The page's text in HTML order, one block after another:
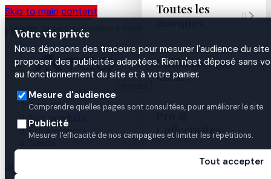
Skip to main content
Votre vie privée
Nous déposons des traceurs pour mesurer l'audience du
proposer des publicités adaptées. Rien n'est déposé sans
au fonctionnement du site et à votre panier.
Mesure d'audience
Comprendre quelles pages sont consultées, pour améliorer le site.
Publicité
Mesurer l'efficacité de nos campagnes et limiter les répétitions.
Tout accepter
Atelier de personnalisation à Nantes
depuis 2003


Toutes les
marques

Uniformes par
métier
Pro &
Collectivités
Accueil
Nos produits
Équipements